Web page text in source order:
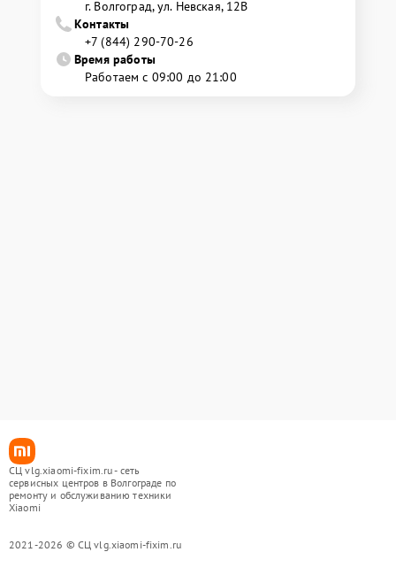
г. Волгоград, ул. Невская, 12В
Контакты
+7 (844) 290-70-26
Время работы
Работаем с 09:00 до 21:00
СЦ vlg.xiaomi-fixim.ru - сеть
сервисных центров в Волгограде по
ремонту и обслуживанию техники
Xiaomi
2021-2026 © СЦ vlg.xiaomi-fixim.ru